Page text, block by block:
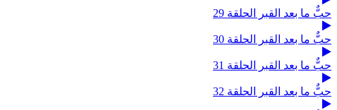
حبٌّ ما بعد القبر الحلقة 29
حبٌّ ما بعد القبر الحلقة 30
حبٌّ ما بعد القبر الحلقة 31
حبٌّ ما بعد القبر الحلقة 32